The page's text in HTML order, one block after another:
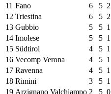
11 Fano 6 5 2
12 Triestina 6 5 2
13 Gubbio 5 5 1
14 Imolese 5 5 1
15 Südtirol 4 5 1
16 Vecomp Verona 4 5 1
17 Ravenna 4 5 1
18 Rimini 3 5 1
19 Arzignano Valchiampo 2 5 0